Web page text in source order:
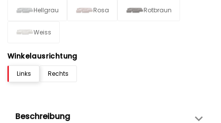
Hellgrau Rosa Rotbraun
Weiss
Winkelausrichtung
Links Rechts
Beschreibung